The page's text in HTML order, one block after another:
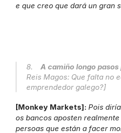
e que creo que dará un gran
8. A camiño longo pasos
Reis Magos: Que falta no
emprendedor galego?]
[Monkey Markets]: Pois
os bancos aposten
persoas que están a facer